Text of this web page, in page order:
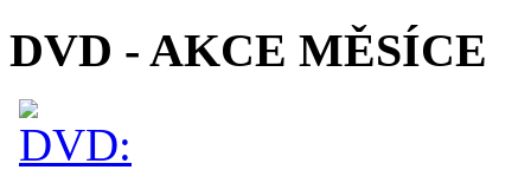
DVD - AKCE MĚSÍCE